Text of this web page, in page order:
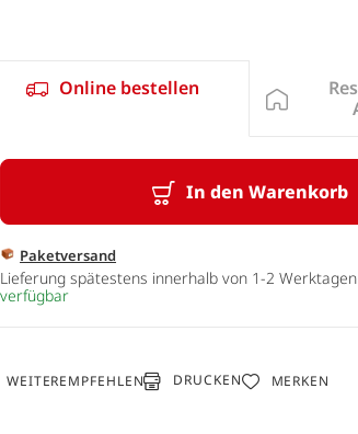
Online bestellen
In den Warenkorb
Paketversand
Lieferung spätestens innerhalb von 1-2 Werktagen
verfügbar
WEITEREMPFEHLEN DRUCKEN MERKEN